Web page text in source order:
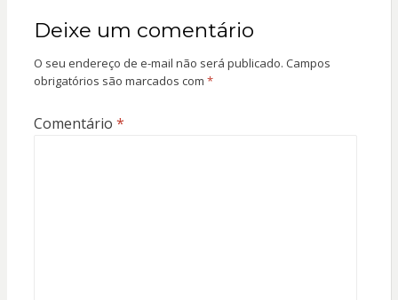
Deixe um comentário
O seu endereço de e-mail não será publicado. Campos
obrigatórios são marcados com *
Comentário *